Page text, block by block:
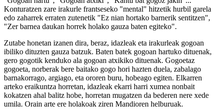
Konturatzen zare irakurle frantseseko "mental" hitzetik hurbil garela
edo zaharrek erraten zutenetik "Ez nian hortako barnerik sentitzen",
"Zer barnea daukan horrek holako gauza baten egiteko".
Zutabe honetan izanen dira, beraz, idazleak eta irakurleak gogoan
ibiliko dituzten gauza batzuk. Baten batek gogoan hartuko dituenak,
gero gogotik kenduko ala gogoan atxikiko dituenak. Gogoetaz
gogoeta, norberak bere baitako gogo hori hazten duela, zabalago
barnakorrago, argiago, eta ororen buru, hobeago egiten. Elkarren
arteko eraikuntza horretan, idazleak ekarri harri xumea nonbait
kokatzen ahal balitz hobe, horretan mugatzen da bederen nere xede
umila. Orain arte ere holakoak ziren Mandioren helburuak.